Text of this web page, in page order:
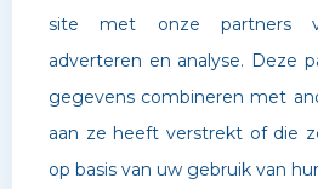
©Archipel Scholen. Website
site met onze partners
adverteren en analyse. Deze
gegevens combineren met
aan ze heeft verstrekt of die
op basis van uw gebruik van